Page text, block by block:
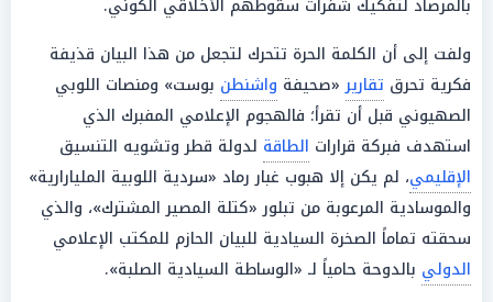
بالمرصاد لتفكيك شفرات سقوطهم الأخلاقي الكوني.
ولفت إلى أن الكلمة الحرة تتحرك لتجعل من هذا البيان قذيفة
فكرية تحرق تقارير«صحيفة واشنطن بوست» ومنصات اللوبي
الصهيوني قبل أن تقرأ؛ فالهجوم الإعلامي المفبرك الذي
استهدف فبركة قرارات الطاقة لدولة قطر وتشويه التنسيق
الإقليمي، لم يكن إلا هبوب غبار رماد «سردية اللوبية المليارارية»
والموسادية المرعوبة من تبلور «كتلة المصير المشترك»، والذي
سحقته تماماً الصخرة السيادية للبيان الحازم للمكتب الإعلامي
الدولي بالدوحة حامياً لـ «الوساطة السيادية الصلبة».